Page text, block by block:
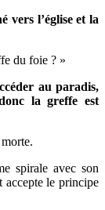
vers l’église et la
du foie ? »
au paradis,
la greffe est
spirale avec son
accepte le principe